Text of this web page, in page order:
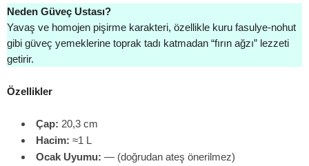
Neden Güveç Ustası?
Yavaş ve homojen pişirme karakteri, özellikle kuru fasulye‑nohut
gibi güveç yemeklerine toprak tadı katmadan “fırın ağzı” lezzeti
getirir.
Özellikler
Çap: 20,3 cm
Hacim: ≈1 L
Ocak Uyumu: — (doğrudan ateş önerilmez)